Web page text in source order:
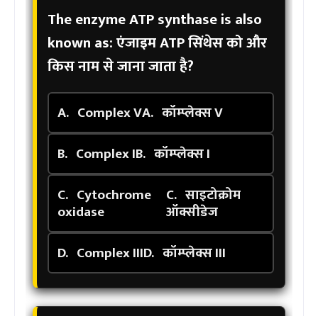
The enzyme ATP synthase is also
known as:एंजाइम ATP सिंथेस को और
किस नाम से जाना जाता है?
A. Complex VA. कॉम्प्लेक्स V
B. Complex IB. कॉम्प्लेक्स I
C. Cytochrome
oxidase
C. साइटोक्रोम
ऑक्सीडेज
D. Complex IIID. कॉम्प्लेक्स III